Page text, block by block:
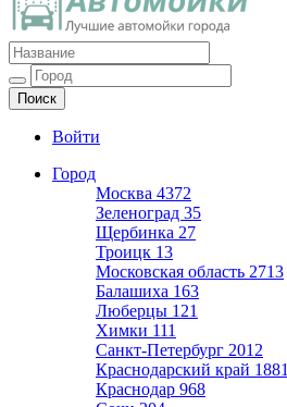
Автомойки
Ещё один сайт на WordPress
Войти
Город
Москва 4372
Зеленоград 35
Щербинка 27
Троицк 13
Московская область 2713
Балашиха 163
Люберцы 121
Химки 111
Санкт-Петербург 2012
Краснодарский край 1881
Краснодар 968